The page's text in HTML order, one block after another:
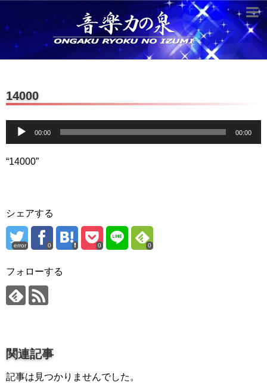
14000
声
プ
ヤ
ー
00:00 00:00
“14000”
シェアする
error 0 0 0
フォローする
関連記事
記事は見つかりませんでした。
超役立つ知識／雑学
knowledge
音のしくみ
作曲技術
compose Tech
世界一わかりやすい音楽理論
打ち込みテクニックを極める
音楽機材
instruments
プロ作曲家オススメ DTM機材
音楽で活躍したい
音楽家を目指す人の為のコラム